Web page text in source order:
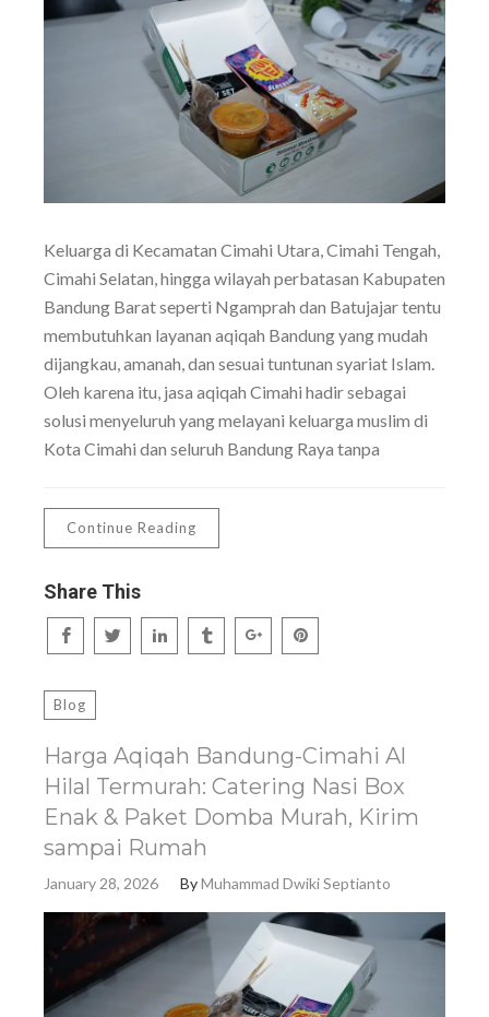
Keluarga di Kecamatan Cimahi Utara, Cimahi Tengah,
Cimahi Selatan, hingga wilayah perbatasan Kabupaten
Bandung Barat seperti Ngamprah dan Batujajar tentu
membutuhkan layanan aqiqah Bandung yang mudah
dijangkau, amanah, dan sesuai tuntunan syariat Islam.
Oleh karena itu, jasa aqiqah Cimahi hadir sebagai
solusi menyeluruh yang melayani keluarga muslim di
Kota Cimahi dan seluruh Bandung Raya tanpa
Continue Reading
Share This
Blog
Harga Aqiqah Bandung-Cimahi Al
Hilal Termurah: Catering Nasi Box
Enak & Paket Domba Murah, Kirim
sampai Rumah
January 28, 2026 ByMuhammad Dwiki Septianto